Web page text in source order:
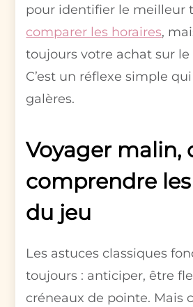
pour identifier le meilleur
comparer les horaires,
toujours votre achat sur le
C’est un réflexe simple
galères.
Voyager malin,
comprendre
du jeu
Les astuces classiques
toujours : anticiper, être
créneaux de pointe. Mais